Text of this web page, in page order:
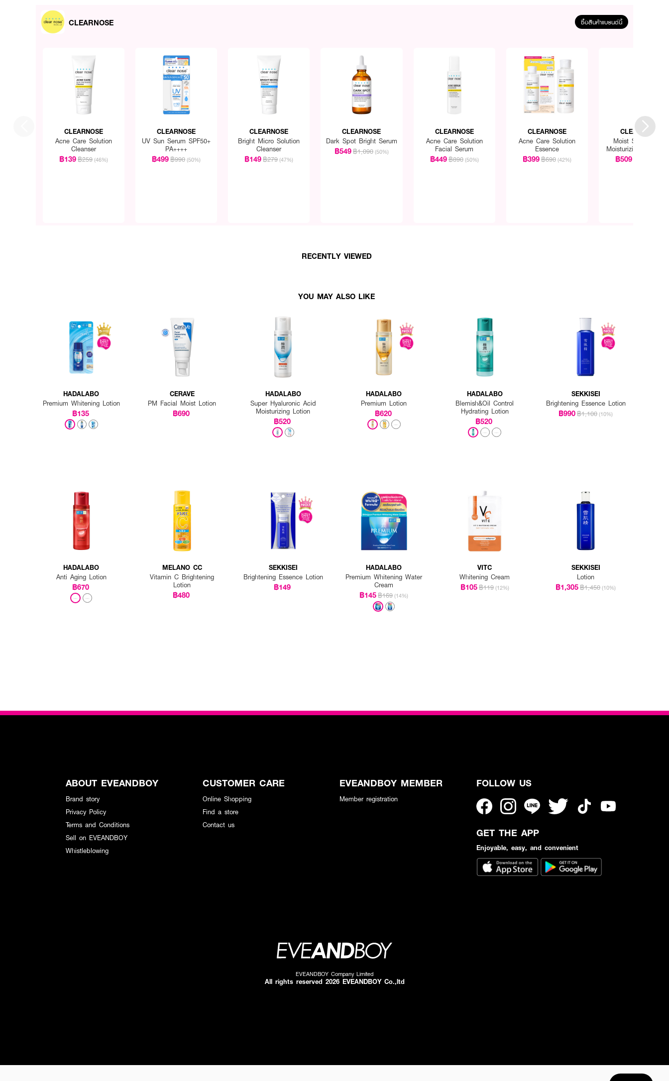
CLEARNOSE ซื้อสินค้าแบรนด์นี้
CLEARNOSE
Acne Care Solution
Cleanser
฿139฿259 (46%)
CLEARNOSE
UV Sun Serum SPF50+
PA++++
฿499฿990 (50%)
CLEARNOSE
Bright Micro Solution
Cleanser
฿149฿279 (47%)
CLEARNOSE
Dark Spot Bright Serum
฿549฿1,090 (50%)
CLEARNOSE
Acne Care Solution
Facial Serum
฿449฿890 (50%)
CLEARNOSE
Acne Care Solution
Essence
฿399฿690 (42%)
CLEARNOSE
Moist Skin Barrier
Moisturizing Gel
฿509
RECENTLY VIEWED
YOU MAY ALSO LIKE
HADALABO
Premium Whitening Lotion
฿135
CERAVE
PM Facial Moist Lotion
฿690
HADALABO
Super Hyaluronic Acid
Moisturizing Lotion
฿520
HADALABO
Premium Lotion
฿620
HADALABO
Blemish&Oil Control
Hydrating Lotion
฿520
SEKKISEI
Brightening Essence Lotion
฿990฿1,100 (10%)
HADALABO
Anti Aging Lotion
฿670
MELANO CC
Vitamin C Brightening
Lotion
฿480
SEKKISEI
Brightening Essence Lotion
฿149
HADALABO
Premium Whitening Water
Cream
฿145฿169 (14%)
VITC
Whitening Cream
฿105฿119 (12%)
SEKKISEI
Lotion
฿1,305฿1,450 (10%)
ABOUT EVEANDBOY
Brand story
Privacy Policy
Terms and Conditions
Sell on EVEANDBOY
Whistleblowing
CUSTOMER CARE
Online Shopping
Find a store
Contact us
EVEANDBOY MEMBER
Member registration
FOLLOW US
GET THE APP
Enjoyable, easy, and convenient
EVEANDBOY Company Limited
All rights reserved 2026 EVEANDBOY Co.,ltd